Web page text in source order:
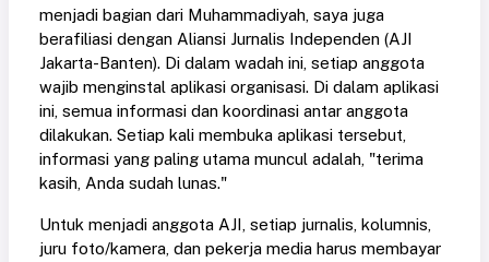
menjadi bagian dari Muhammadiyah, saya juga
berafiliasi dengan Aliansi Jurnalis Independen (AJI
Jakarta-Banten). Di dalam wadah ini, setiap anggota
wajib menginstal aplikasi organisasi. Di dalam aplikasi
ini, semua informasi dan koordinasi antar anggota
dilakukan. Setiap kali membuka aplikasi tersebut,
informasi yang paling utama muncul adalah, "terima
kasih, Anda sudah lunas."
Untuk menjadi anggota AJI, setiap jurnalis, kolumnis,
juru foto/kamera, dan pekerja media harus membayar